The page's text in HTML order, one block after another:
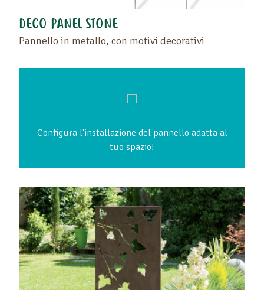
DECO PANEL STONE
Pannello in metallo, con motivi decorativi
Configura l'installazione del pannello adatta al
tuo spazio!